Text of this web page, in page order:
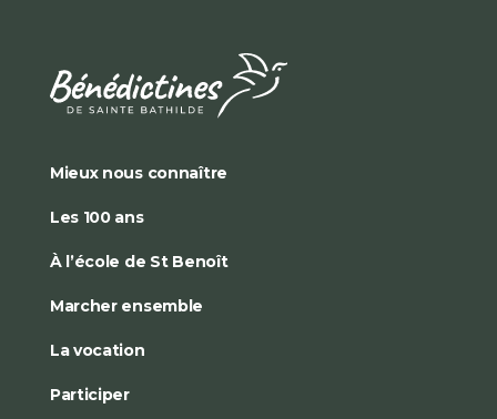
Mieux nous connaître
Les 100 ans
À l’école de St Benoît
Marcher ensemble
La vocation
Participer